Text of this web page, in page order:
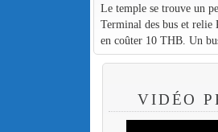
Le temple se trouve un
Terminal des bus et relie
en coûter 10 THB. Un
VIDÉO